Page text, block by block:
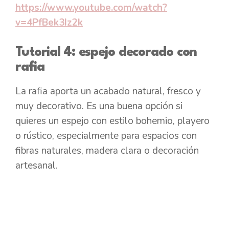
https://www.youtube.com/watch?
v=4PfBek3Iz2k
Tutorial 4: espejo decorado con
rafia
La rafia aporta un acabado natural, fresco y
muy decorativo. Es una buena opción si
quieres un espejo con estilo bohemio, playero
o rústico, especialmente para espacios con
fibras naturales, madera clara o decoración
artesanal.